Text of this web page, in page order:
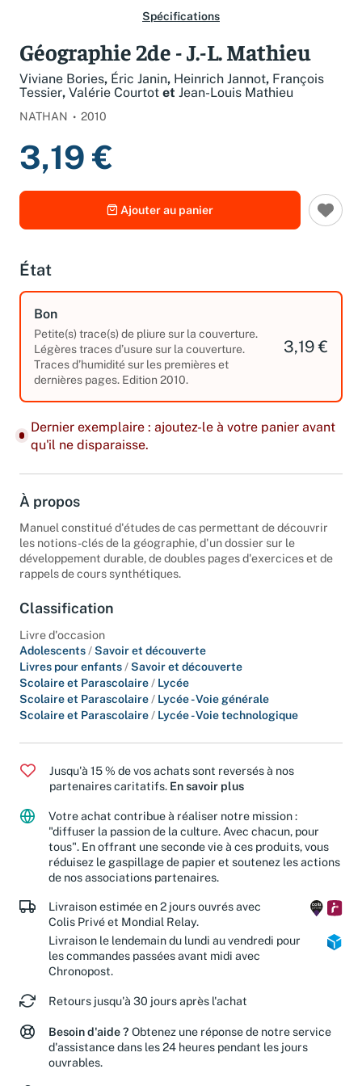
Géographie 2de - J.-L. Mathieu
Viviane Bories, Éric Janin,Heinrich Jannot,François
,
3,19 €
Ajouter au panier
État
Petite(s) trace(s) de pliure sur la couverture.
Légères traces d’usure sur la couverture.
Traces d’humidité sur les premières et
3,19 €
Dernier exemplaire : ajoutez-le à votre panier avant
qu'il ne disparaisse.
À propos
Manuel constitué d'études de cas permettant de découvrir
les notions-clés de la géographie, d'un dossier sur le
développement durable, de doubles pages d'exercices et de
rappels de cours synthétiques.
Classification
Livre d'occasion
Adolescents /Savoir et découverte
Livres pour enfants /Savoir et découverte
Scolaire et Parascolaire / Lycée
Scolaire et Parascolaire / Lycée - Voie générale
Jusqu'à 15 % de vos achats sont reversés à nos
partenaires caritatifs.
En savoir plus
Votre achat contribue à réaliser notre mission :
"diffuser la passion de la culture. Avec chacun, pour
tous". En offrant une seconde vie à ces produits, vous
réduisez le gaspillage de papier et soutenez les actions
de nos associations partenaires.
Livraison estimée en 2 jours ouvrés avec
Colis Privé et Mondial Relay.
Livraison le lendemain du lundi au vendredi pour
les commandes passées avant midi avec
Retours jusqu'à 30 jours après l'achat
Besoin d'aide ?Obtenez une réponse de notre service
d'assistance dans les 24 heures pendant les jours